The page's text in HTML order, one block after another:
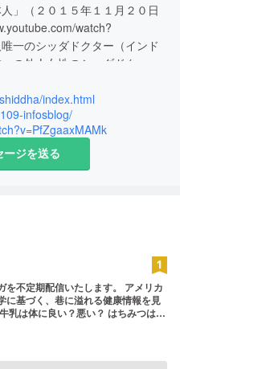
」（２０１５年１１月２０日
watch?
一のシッダドクター（インド
の外人女性のシッダドク
衛生大学院にて、日本のアル
防のために伝統医学の知識を
（予防医学の研究）とエビデ
のための研究をしていきま
）＆ブラウン大学というブラ
モーションの興味を得られる
からの日本人の健康寿命に貢
す。ご検討お願いいたしま
index.html
infosblog/
ージを送る
期配信いたします。 アメリカ
に基づく、巷に溢れる健康情報を見
いない
と、最新医学研究により、より信
るためのヒントをお伝えいたしま